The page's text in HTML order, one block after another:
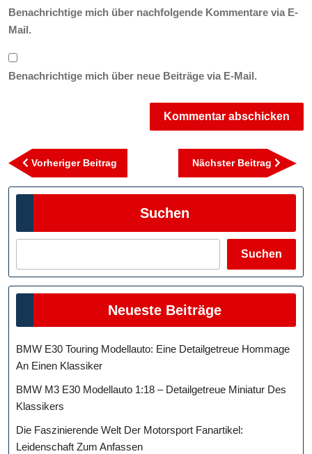
Benachrichtige mich über nachfolgende Kommentare via E-
Mail.
Benachrichtige mich über neue Beiträge via E-Mail.
Beitragsnavigation
Vorheriger Beitrag
Beitrag
Nächster Beitrag
Suchen
Suchen
Neueste Beiträge
BMW E30 Touring Modellauto: Eine Detailgetreue Hommage
An Einen Klassiker
BMW M3 E30 Modellauto 1:18 – Detailgetreue Miniatur Des
Klassikers
Die Faszinierende Welt Der Motorsport Fanartikel:
Leidenschaft Zum Anfassen